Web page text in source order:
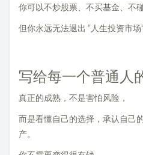
你可以不炒股票、不买基金、不
但你永远无法退出 “人生投资市场”
写给每一个普通人
真正的成熟，不是害怕风险，
而是看懂自己的选择，承认自己
产。